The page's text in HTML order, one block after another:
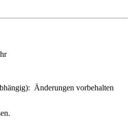
Änderungen vorbehalten